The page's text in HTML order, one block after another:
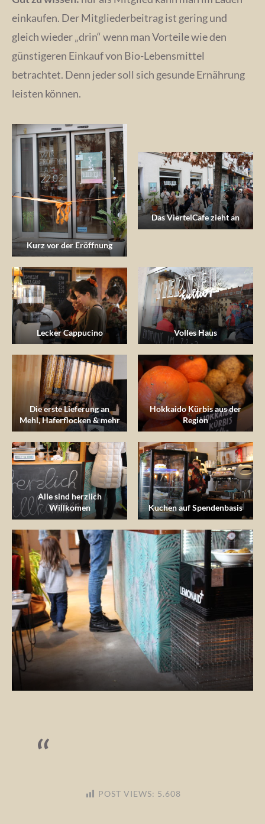
einkaufen. Der Mitgliederbeitrag ist gering und
gleich wieder „drin“ wenn man Vorteile wie den
günstigeren Einkauf von Bio-Lebensmittel
betrachtet. Denn jeder soll sich gesunde Ernährung
leisten können.
Kurz vor der Eröffnung
Das ViertelCafe zieht an
Lecker Cappucino Volles Haus
Die erste Lieferung an
Mehl, Haferflocken & mehr
Hokkaido Kürbis aus der
Region
Alle sind herzlich
Willkomen
Kuchen auf Spendenbasis
POST VIEWS: 5.608